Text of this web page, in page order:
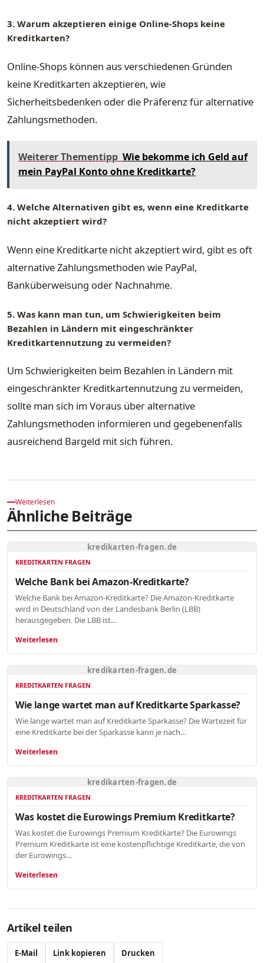
3. Warum akzeptieren einige Online-Shops keine
Kreditkarten?
Online-Shops können aus verschiedenen Gründen
keine Kreditkarten akzeptieren, wie
Sicherheitsbedenken oder die Präferenz für alternative
Zahlungsmethoden.
Weiterer Thementipp Wie bekomme ich Geld auf
mein PayPal Konto ohne Kreditkarte?
4. Welche Alternativen gibt es, wenn eine Kreditkarte
nicht akzeptiert wird?
Wenn eine Kreditkarte nicht akzeptiert wird, gibt es oft
alternative Zahlungsmethoden wie PayPal,
Banküberweisung oder Nachnahme.
5. Was kann man tun, um Schwierigkeiten beim
Bezahlen in Ländern mit eingeschränkter
Kreditkartennutzung zu vermeiden?
Um Schwierigkeiten beim Bezahlen in Ländern mit
eingeschränkter Kreditkartennutzung zu vermeiden,
sollte man sich im Voraus über alternative
Zahlungsmethoden informieren und gegebenenfalls
ausreichend Bargeld mit sich führen.
Weiterlesen
Ähnliche Beiträge
kredikarten-fragen.de
KREDITKARTEN FRAGEN
Welche Bank bei Amazon-Kreditkarte?
Welche Bank bei Amazon-Kreditkarte? Die Amazon-Kreditkarte
wird in Deutschland von der Landesbank Berlin (LBB)
herausgegeben. Die LBB ist…
Weiterlesen
kredikarten-fragen.de
KREDITKARTEN FRAGEN
Wie lange wartet man auf Kreditkarte Sparkasse?
Wie lange wartet man auf Kreditkarte Sparkasse? Die Wartezeit für
eine Kreditkarte bei der Sparkasse kann je nach…
Weiterlesen
kredikarten-fragen.de
KREDITKARTEN FRAGEN
Was kostet die Eurowings Premium Kreditkarte?
Was kostet die Eurowings Premium Kreditkarte? Die Eurowings
Premium Kreditkarte ist eine kostenpflichtige Kreditkarte, die von
der Eurowings…
Weiterlesen
Artikel teilen
E-Mail Link kopieren Drucken